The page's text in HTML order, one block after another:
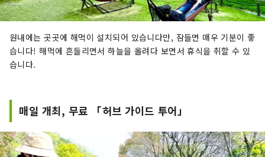
원내에는 곳곳에 해먹이 설치되어 있습니다만, 잠들면 매우 기분이 좋
습니다! 해먹에 흔들리면서 하늘을 올려다 보면서 휴식을 취할 수 있
습니다.
매일 개최, 무료 「허브 가이드 투어」